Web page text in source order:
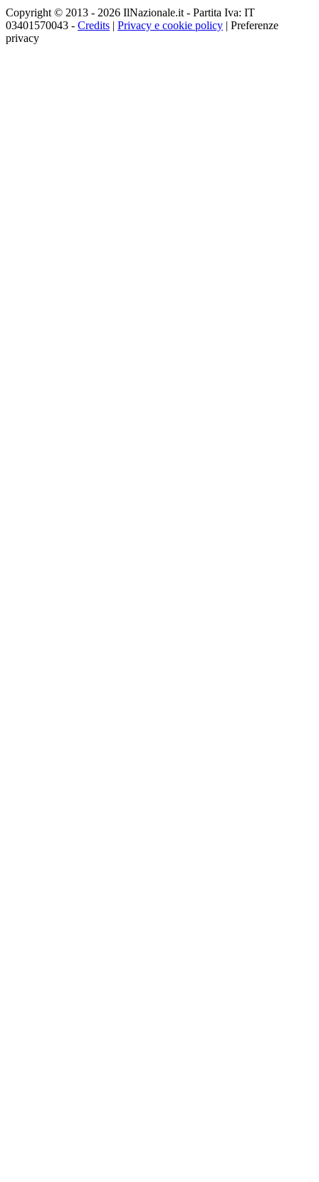
Copyright © 2013 - 2026 IlNazionale.it - Partita Iva: IT
03401570043 - Credits | Privacy e cookie policy | Preferenze
privacy